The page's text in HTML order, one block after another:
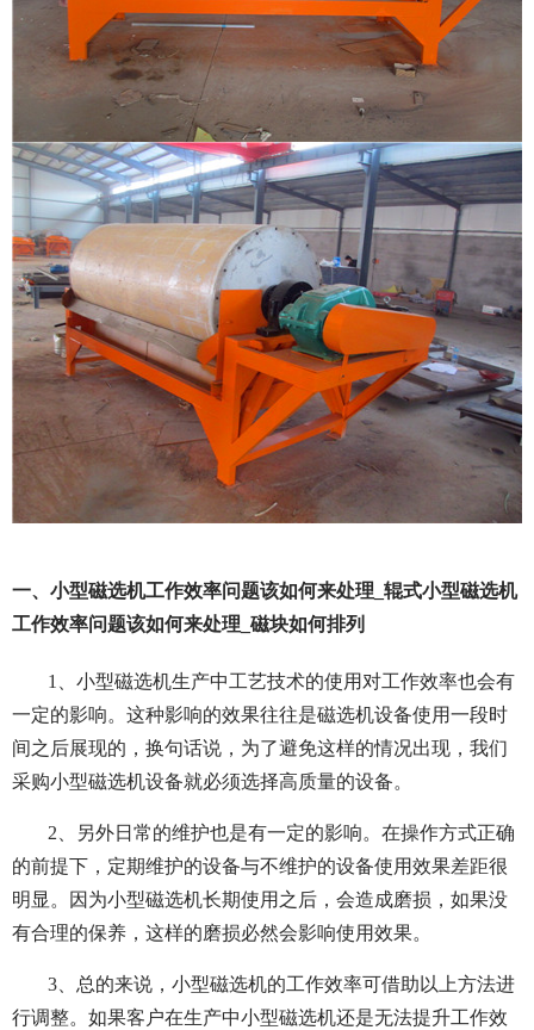
一、小型磁选机工作效率问题该如何来处理_辊式小型磁选机
工作效率问题该如何来处理_磁块如何排列
1、小型磁选机生产中工艺技术的使用对工作效率也会有
一定的影响。这种影响的效果往往是磁选机设备使用一段时
间之后展现的，换句话说，为了避免这样的情况出现，我们
采购小型磁选机设备就必须选择高质量的设备。
2、另外日常的维护也是有一定的影响。在操作方式正确
的前提下，定期维护的设备与不维护的设备使用效果差距很
明显。因为小型磁选机长期使用之后，会造成磨损，如果没
有合理的保养，这样的磨损必然会影响使用效果。
3、总的来说，小型磁选机的工作效率可借助以上方法进
行调整。如果客户在生产中小型磁选机还是无法提升工作效